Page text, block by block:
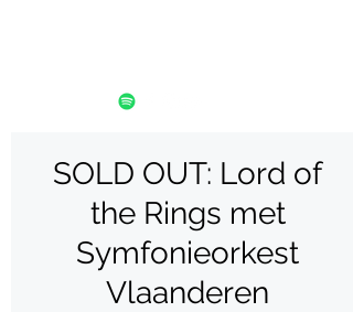
SOLD OUT: Lord of
the Rings met
Symfonieorkest
Vlaanderen